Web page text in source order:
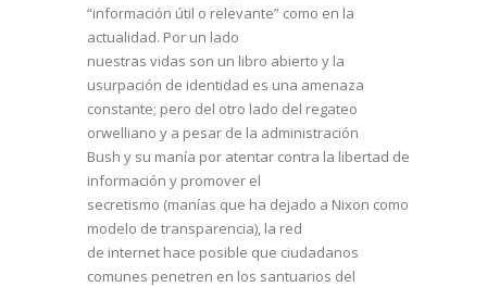
“información útil o relevante” como en la
actualidad. Por un lado
nuestras vidas son un libro abierto y la
usurpación de identidad es una amenaza
constante; pero del otro lado del regateo
orwelliano y a pesar de la administración
Bush y su manía por atentar contra la libertad de
información y promover el
secretismo (manías que ha dejado a Nixon como
modelo de transparencia), la red
de internet hace posible que ciudadanos
comunes penetren en los santuarios del